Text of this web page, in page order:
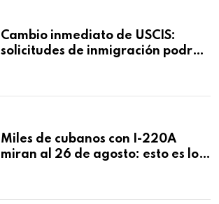
Cambio inmediato de USCIS:
solicitudes de inmigración podrán
Miles de cubanos con I-220A
miran al 26 de agosto: esto es lo